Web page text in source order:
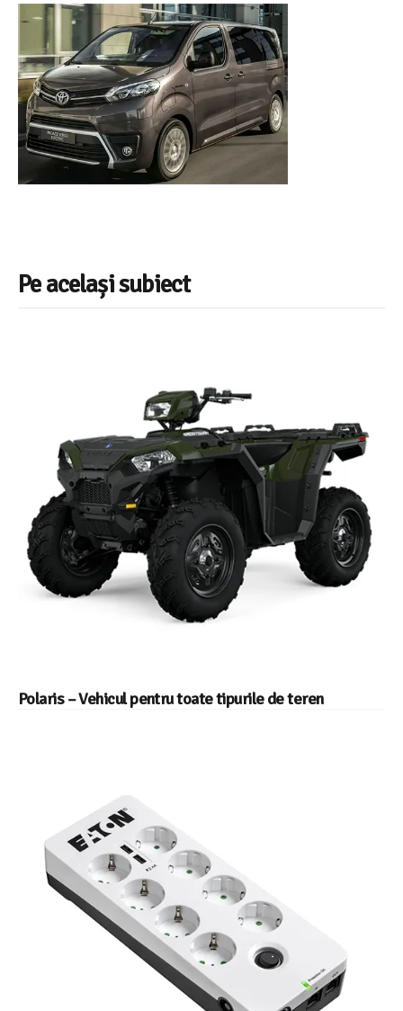
Pe același subiect
Polaris – Vehicul pentru toate tipurile de teren